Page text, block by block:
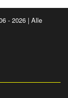
- 2026 | Alle